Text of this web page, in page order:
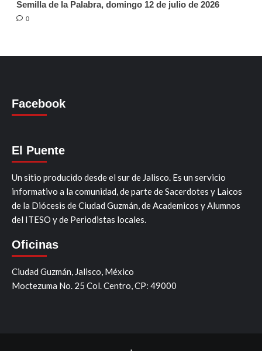
Semilla de la Palabra, domingo 12 de julio de 2026
0
Facebook
El Puente
Un sitio producido desde el sur de Jalisco. Es un servicio
informativo a la comunidad, de parte de Sacerdotes y Laicos
de la Diócesis de Ciudad Guzmán, de Academicos y Alumnos
del ITESO y de Periodistas locales.
Oficinas
Ciudad Guzmán, Jalisco, México
Moctezuma No. 25 Col. Centro, CP: 49000